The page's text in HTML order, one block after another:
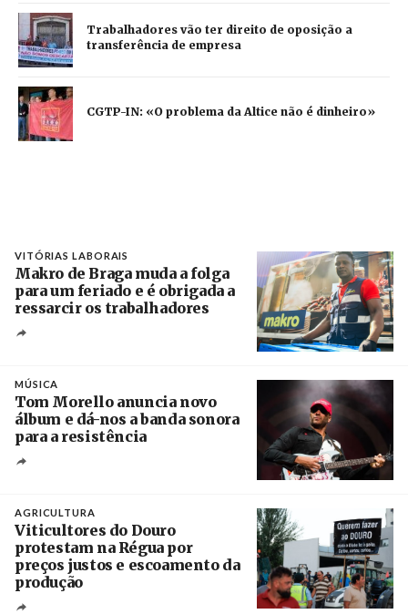
Trabalhadores vão ter direito de oposição a
transferência de empresa
CGTP-IN: «O problema da Altice não é dinheiro»
VITÓRIAS LABORAIS
Makro de Braga muda a folga
para um feriado e é obrigada a
ressarcir os trabalhadores
MÚSICA
Tom Morello anuncia novo
álbum e dá-nos a banda sonora
para a resistência
AGRICULTURA
Viticultores do Douro
protestam na Régua por
preços justos e escoamento da
produção